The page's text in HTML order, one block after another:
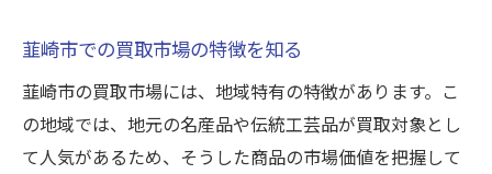
実際の取引から得られる知識
買取事例から見る市場の動向
買取で失敗しないために知っておくべき査定の
ポイント
韮崎市での買取市場の特徴を知る
韮崎市の買取市場には、地域特有の特徴があります。こ
の地域では、地元の名産品や伝統工芸品が買取対象とし
て人気があるため、そうした商品の市場価値を把握して